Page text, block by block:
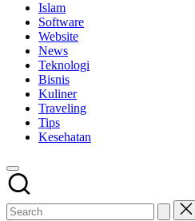
Islam
Software
Website
News
Teknologi
Bisnis
Kuliner
Traveling
Tips
Kesehatan